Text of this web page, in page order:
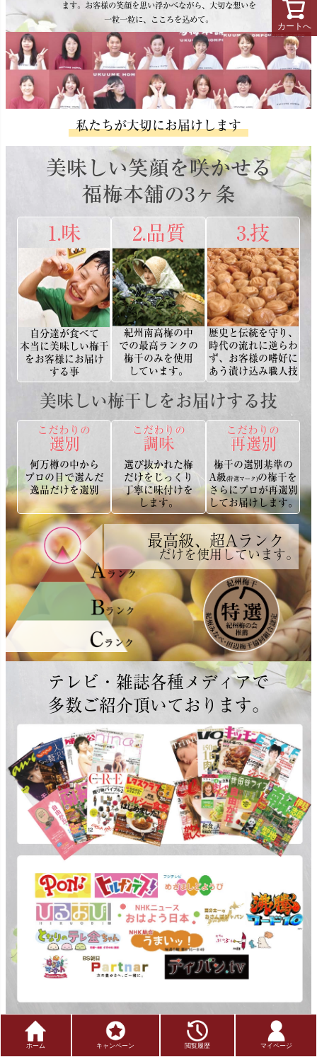
ます。お客様の笑顔を思い浮かべながら、大切な想いを
一粒一粒に、こころを込めて。
私たちが大切にお届けします
美味しい笑顔を咲かせる
福梅本舗の3ヶ条
1.味
自分達が食べて
本当に美味しい梅干
をお客様にお届け
する事
2.品質
紀州南高梅の中
での最高ランクの
梅干のみを使用
しています。
3.技
歴史と伝統を守り、
時代の流れに逆らわ
ず、お客様の嗜好に
あう漬け込み職人技
美味しい梅干しをお届けする技
こだわりの
選別
何万樽の中から
プロの目で選んだ
逸品だけを選別
こだわりの
調味
選び抜かれた梅
だけをじっくり
丁寧に味付けを
します。
こだわりの
再選別
梅干の選別基準の
A級(特選マーク)の梅干を
さらにプロが再選別
してお届けします。
最高級、超Aランク
だけを使用しています。
テレビ・雑誌各種メディアで
多数ご紹介頂いております。
カートへ
■名称：調味梅干
ホーム キャンペーン 閲覧履歴 マイページ